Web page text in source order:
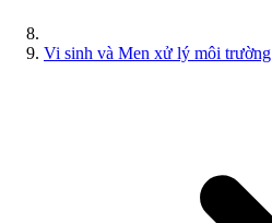
Vi sinh và Men xử lý môi trường